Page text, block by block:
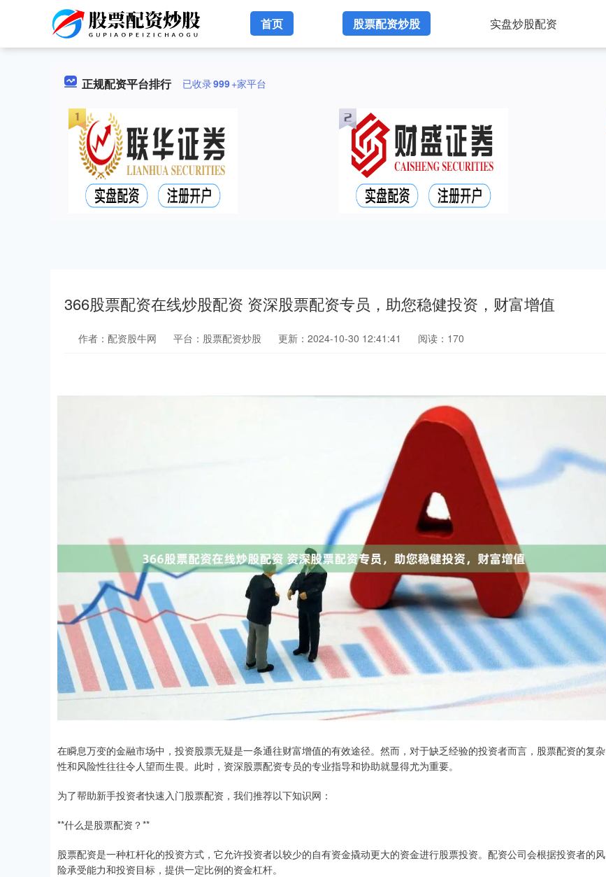
首页 股票配资炒股 实盘炒股配资
正规配资平台排行 已收录999+家平台
366股票配资在线炒股配资 资深股票配资专员，助您稳健投资，财富增值
作者：配资股牛网 平台：股票配资炒股 更新：2024-10-30 12:41:41 阅读：170
在瞬息万变的金融市场中，投资股票无疑是一条通往财富增值的有效途径。然而，对于缺乏经验的投资者而言，股票配资的复杂
性和风险性往往令人望而生畏。此时，资深股票配资专员的专业指导和协助就显得尤为重要。
为了帮助新手投资者快速入门股票配资，我们推荐以下知识网：
**什么是股票配资？**
股票配资是一种杠杆化的投资方式，它允许投资者以较少的自有资金撬动更大的资金进行股票投资。配资公司会根据投资者的风
险承受能力和投资目标，提供一定比例的资金杠杆。